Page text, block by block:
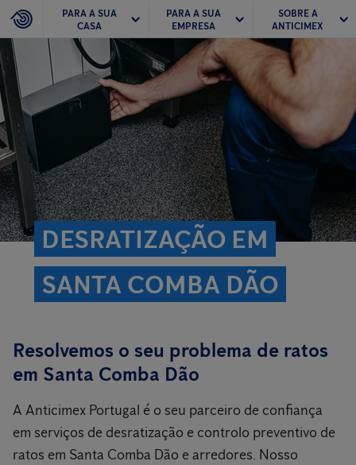
PARA A SUA
CASA
PARA A SUA
EMPRESA
SOBRE A
ANTICIMEX
DESRATIZAÇÃO EM
SANTA COMBA DÃO
Resolvemos o seu problema de ratos
em Santa Comba Dão
A Anticimex Portugal é o seu parceiro de confiança
em serviços de desratização e controlo preventivo de
ratos em Santa Comba Dão e arredores. Nosso